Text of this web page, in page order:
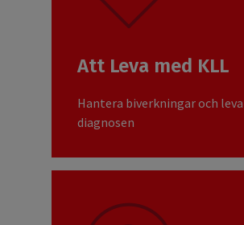
Att Leva med KLL
Hantera biverkningar och
diagnosen